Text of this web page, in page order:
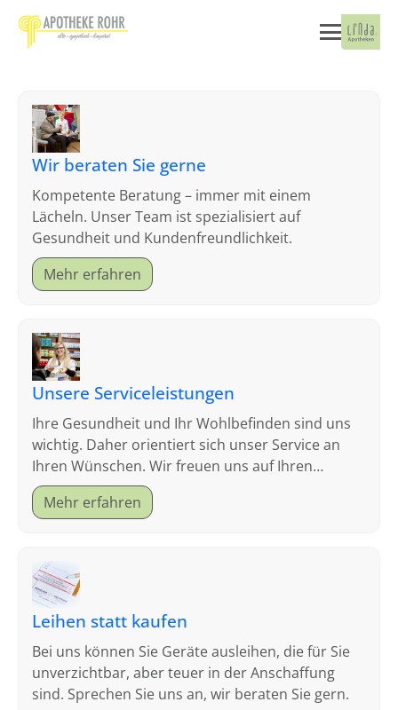
Wir beraten Sie gerne
Kompetente Beratung – immer mit einem
Lächeln. Unser Team ist spezialisiert auf
Gesundheit und Kundenfreundlichkeit.
Mehr erfahren
Unsere Serviceleistungen
Ihre Gesundheit und Ihr Wohlbefinden sind uns
wichtig. Daher orientiert sich unser Service an
Ihren Wünschen. Wir freuen uns auf Ihren
Besuch.
Mehr erfahren
Leihen statt kaufen
Bei uns können Sie Geräte ausleihen, die für Sie
unverzichtbar, aber teuer in der Anschaffung
sind. Sprechen Sie uns an, wir beraten Sie gern.